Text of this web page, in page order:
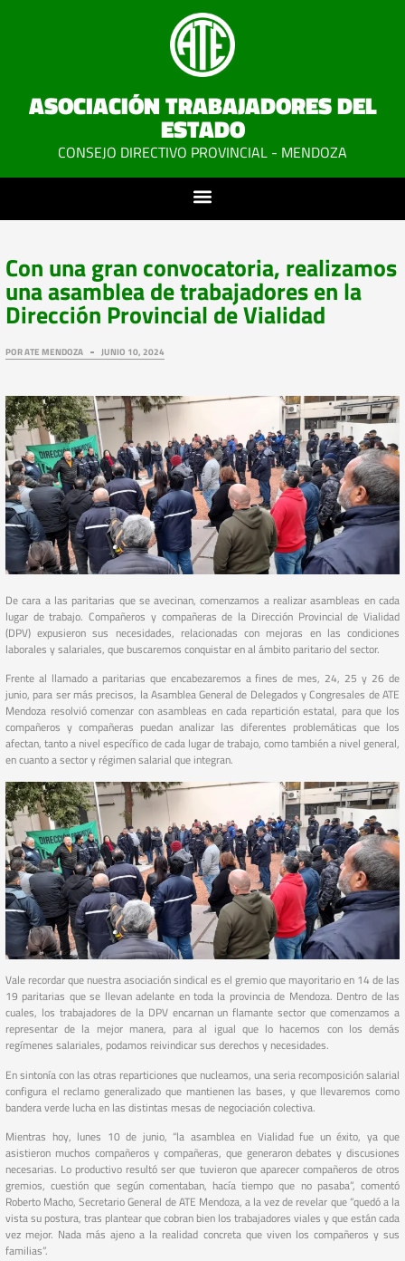
ASOCIACIÓN TRABAJADORES DEL
ESTADO
CONSEJO DIRECTIVO PROVINCIAL - MENDOZA
Con una gran convocatoria, realizamos
una asamblea de trabajadores en la
Dirección Provincial de Vialidad
PORATE MENDOZA JUNIO 10, 2024
De cara a las paritarias que se avecinan, comenzamos a realizar asambleas en cada
lugar de trabajo. Compañeros y compañeras de la Dirección Provincial de Vialidad
(DPV) expusieron sus necesidades, relacionadas con mejoras en las condiciones
laborales y salariales, que buscaremos conquistar en al ámbito paritario del sector.
Frente al llamado a paritarias que encabezaremos a fines de mes, 24, 25 y 26 de
junio, para ser más precisos, la Asamblea General de Delegados y Congresales de ATE
Mendoza resolvió comenzar con asambleas en cada repartición estatal, para que los
compañeros y compañeras puedan analizar las diferentes problemáticas que los
afectan, tanto a nivel específico de cada lugar de trabajo, como también a nivel general,
en cuanto a sector y régimen salarial que integran.
Vale recordar que nuestra asociación sindical es el gremio que mayoritario en 14 de las
19 paritarias que se llevan adelante en toda la provincia de Mendoza. Dentro de las
cuales, los trabajadores de la DPV encarnan un flamante sector que comenzamos a
representar de la mejor manera, para al igual que lo hacemos con los demás
regímenes salariales, podamos reivindicar sus derechos y necesidades.
En sintonía con las otras reparticiones que nucleamos, una seria recomposición salarial
configura el reclamo generalizado que mantienen las bases, y que llevaremos como
bandera verde lucha en las distintas mesas de negociación colectiva.
Mientras hoy, lunes 10 de junio, “la asamblea en Vialidad fue un éxito, ya que
asistieron muchos compañeros y compañeras, que generaron debates y discusiones
necesarias. Lo productivo resultó ser que tuvieron que aparecer compañeros de otros
gremios, cuestión que según comentaban, hacía tiempo que no pasaba”, comentó
Roberto Macho, Secretario General de ATE Mendoza, a la vez de revelar que “quedó a la
vista su postura, tras plantear que cobran bien los trabajadores viales y que están cada
vez mejor. Nada más ajeno a la realidad concreta que viven los compañeros y sus
familias”.